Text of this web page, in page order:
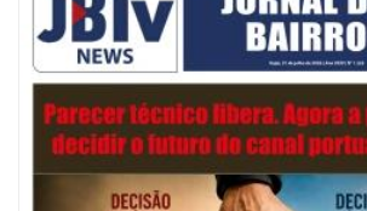
06/08/2026 | 07:00
Festival de Pesca de Praia vai celebrar o
ITAJAÍ